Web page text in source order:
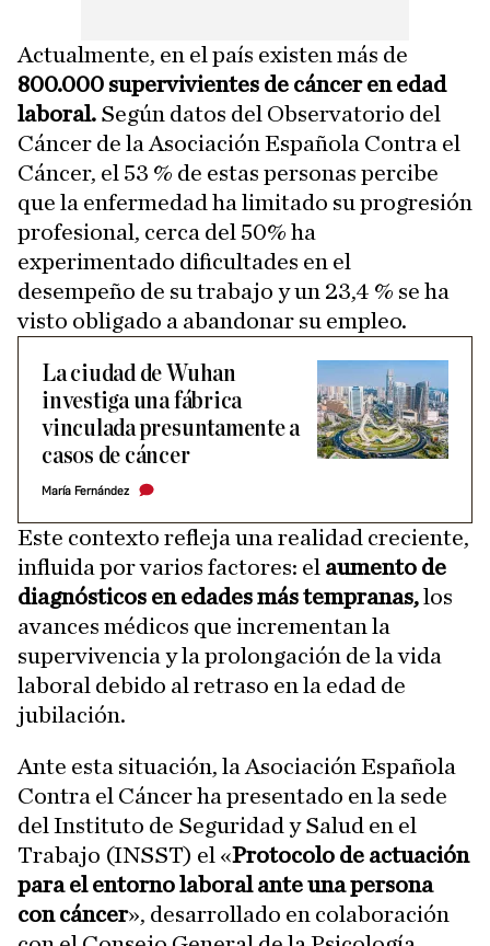
Actualmente, en el país existen más de
800.000 supervivientes de cáncer en edad
laboral. Según datos del Observatorio del
Cáncer de la Asociación Española Contra el
Cáncer, el 53 % de estas personas percibe
que la enfermedad ha limitado su progresión
profesional, cerca del 50% ha
experimentado dificultades en el
desempeño de su trabajo y un 23,4 % se ha
visto obligado a abandonar su empleo.
La ciudad de Wuhan
investiga una fábrica
vinculada presuntamente a
casos de cáncer
María Fernández
Este contexto refleja una realidad creciente,
influida por varios factores: el aumento de
diagnósticos en edades más tempranas,los
avances médicos que incrementan la
supervivencia y la prolongación de la vida
laboral debido al retraso en la edad de
jubilación.
Ante esta situación, la Asociación Española
Contra el Cáncer ha presentado en la sede
del Instituto de Seguridad y Salud en el
Trabajo (INSST) el «Protocolo de actuación
para el entorno laboral ante una persona
con cáncer», desarrollado en colaboración